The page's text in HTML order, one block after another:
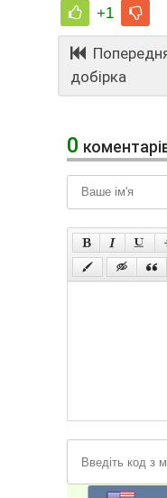
+1
добірка
0